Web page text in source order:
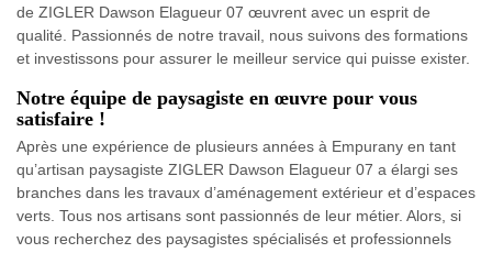
de ZIGLER Dawson Elagueur 07 œuvrent avec un esprit de
qualité. Passionnés de notre travail, nous suivons des formations
et investissons pour assurer le meilleur service qui puisse exister.
Notre équipe de paysagiste en œuvre pour vous
satisfaire !
Après une expérience de plusieurs années à Empurany en tant
qu’artisan paysagiste ZIGLER Dawson Elagueur 07 a élargi ses
branches dans les travaux d’aménagement extérieur et d’espaces
verts. Tous nos artisans sont passionnés de leur métier. Alors, si
vous recherchez des paysagistes spécialisés et professionnels